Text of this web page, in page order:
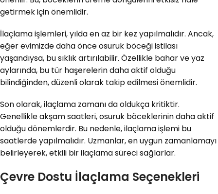
getirmek için önemlidir.
İlaçlama işlemleri, yılda en az bir kez yapılmalıdır. Ancak,
eğer evimizde daha önce osuruk böceği istilası
yaşandıysa, bu sıklık artırılabilir. Özellikle bahar ve yaz
aylarında, bu tür haşerelerin daha aktif olduğu
bilindiğinden, düzenli olarak takip edilmesi önemlidir.
Son olarak, ilaçlama zamanı da oldukça kritiktir.
Genellikle akşam saatleri, osuruk böceklerinin daha aktif
olduğu dönemlerdir. Bu nedenle, ilaçlama işlemi bu
saatlerde yapılmalıdır. Uzmanlar, en uygun zamanlamayı
belirleyerek, etkili bir ilaçlama süreci sağlarlar.
Çevre Dostu İlaçlama Seçenekleri